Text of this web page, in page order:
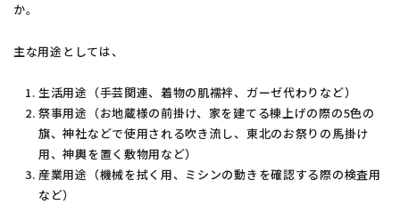
か。
主な用途としては、
生活用途（手芸関連、着物の肌襦袢、ガーゼ代わりなど）
祭事用途（お地蔵様の前掛け、家を建てる棟上げの際の5色の
旗、神社などで使用される吹き流し、東北のお祭りの馬掛け
用、神輿を置く敷物用など）
産業用途（機械を拭く用、ミシンの動きを確認する際の検査用
など）